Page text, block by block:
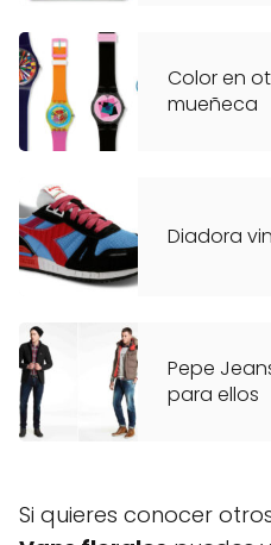
Color en
mueñeca
Diadora
Pepe
para ellos
Si quieres conocer